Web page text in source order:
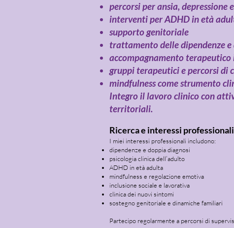
percorsi per ansia, depressione
interventi per ADHD in età
supporto genitoriale
trattamento delle dipendenze
accompagnamento
gruppi terapeutici e percorsi di
mindfulness come strumento
Integro il lavoro clinico con
territoriali.
Ricerca e interessi professionali
I miei interessi professionali includono:
dipendenze e doppia diagnosi
psicologia clinica dell’adulto
ADHD in età adulta
mindfulness e regolazione emotiva
inclusione sociale e lavorativa
clinica dei nuovi sintomi
sostegno genitoriale e dinamiche familiari
Partecipo regolarmente a percorsi di